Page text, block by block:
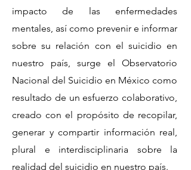
impacto de las enfermedades
mentales, así como prevenir e informar
sobre su relación con el suicidio en
nuestro país, surge el Observatorio
Nacional del Suicidio en México como
resultado de un esfuerzo colaborativo,
creado con el propósito de recopilar,
generar y compartir información real,
plural e interdisciplinaria sobre la
realidad del suicidio en nuestro país.